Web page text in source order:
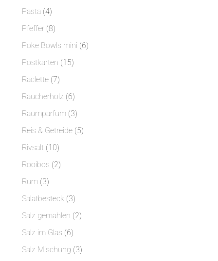
Pasta 44
Produkte
Pfeffer 88
Produkte
Poke Bowls mini 66
Postkarten 1515
Raclette 77
Produkte
Räucherholz 66
Produkte
Raumparfum 33
Produkte
Reis & Getreide 55
Rivsalt 1010
Produkte
Rooibos 22
Rum 33
Produkte
Salatbesteck 33
Produkte
Salz gemahlen 22
Salz im Glas 66
Produkte
Salz Mischung 33